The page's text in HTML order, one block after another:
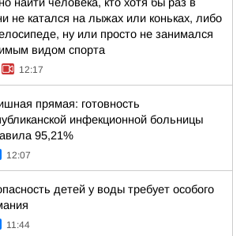
не катался на лыжах или коньках, либо
ну или просто не занимался
видом спорта
12:17
прямая: готовность
инфекционной больницы
95,21%
12:07
детей у воды требует особого
11:44